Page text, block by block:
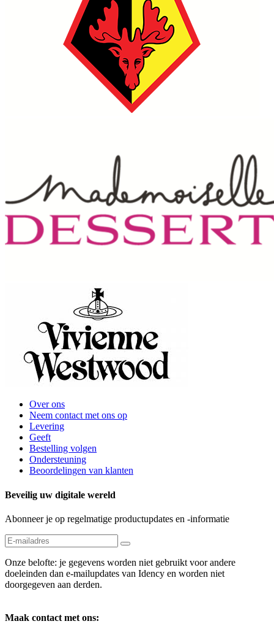
Over ons
Neem contact met ons op
Levering
Geeft
Bestelling volgen
Ondersteuning
Beoordelingen van klanten
Beveilig uw digitale wereld
Abonneer je op regelmatige productupdates en -informatie
Onze belofte: je gegevens worden niet gebruikt voor andere
doeleinden dan e-mailupdates van Idency en worden niet
doorgegeven aan derden.
Maak contact met ons: